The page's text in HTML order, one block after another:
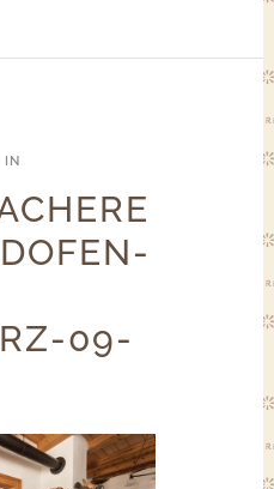
IN
09-